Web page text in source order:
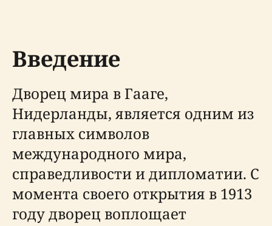
Введение
Дворец мира в Гааге,
Нидерланды, является одним из
главных символов
международного мира,
справедливости и дипломатии. С
момента своего открытия в 1913
году дворец воплощает